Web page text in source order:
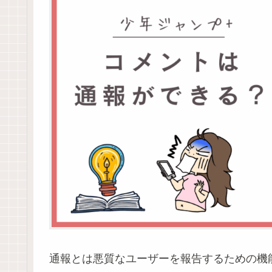
通報とは悪質なユーザーを報告するための機